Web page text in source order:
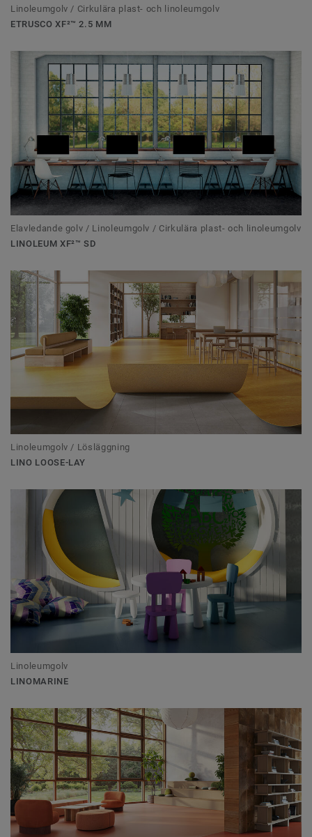
Linoleumgolv / Cirkulära plast- och linoleumgolv
ETRUSCO XF²™ 2.5 MM
Elavledande golv / Linoleumgolv / Cirkulära plast- och linoleumgolv
LINOLEUM XF²™ SD
Linoleumgolv / Lösläggning
LINO LOOSE-LAY
Linoleumgolv
LINOMARINE